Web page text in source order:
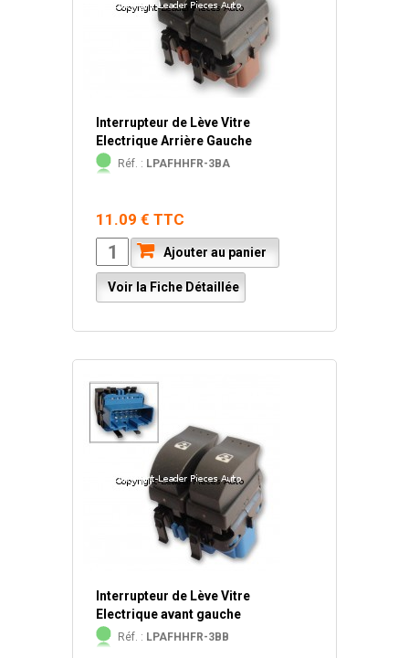
Interrupteur de Lève Vitre
Electrique Arrière Gauche
Réf. : LPAFHHFR-3BA
11.09 € TTC
Ajouter au panier
Voir la Fiche Détaillée
Interrupteur de Lève Vitre
Electrique avant gauche
Réf. : LPAFHHFR-3BB